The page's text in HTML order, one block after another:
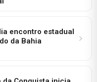
encontro estadual
da Bahia